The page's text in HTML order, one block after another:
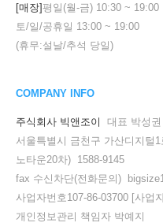
[매장] 평일(월-금) 10:30 ~ 19:00
토/일/공휴일 13:00 ~ 19:00
(휴무:설날/추석 당일)
COMPANY INFO
주식회사 빅앤조이
대표 박성권
서울특별시 금천구 가산디지털
노타운20차) 1588-9145
fax 수신차단(전화문의)
사업자번호107-86-03700 [사업
개인정보관리 책임자 박예지